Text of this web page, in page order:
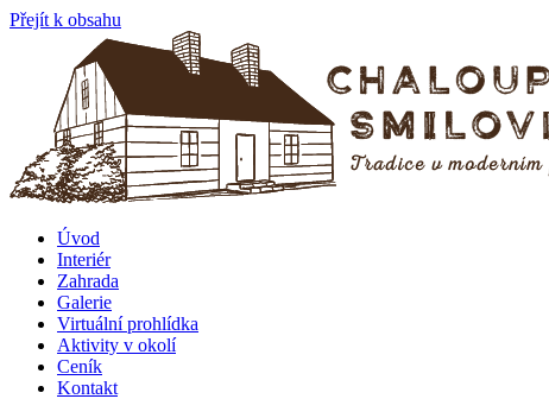
Přejít k obsahu
Úvod
Interiér
Zahrada
Galerie
Virtuální prohlídka
Aktivity v okolí
Ceník
Kontakt